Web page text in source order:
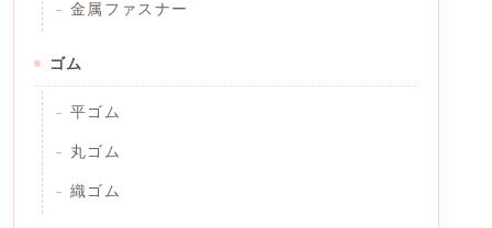
金属ファスナー
ゴム
平ゴム
丸ゴム
織ゴム